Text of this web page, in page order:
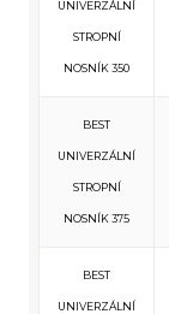
UNIVERZÁLNÍ
STROPNÍ
NOSNÍK 350
BEST
UNIVERZÁLNÍ
STROPNÍ
NOSNÍK 375
BEST
UNIVERZÁLNÍ